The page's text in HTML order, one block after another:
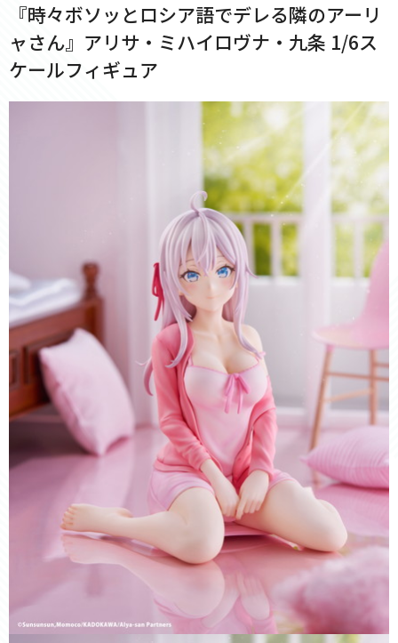
『時々ボソッとロシア語でデレる隣のアーリ
ャさん』アリサ・ミハイロヴナ・九条 1/6ス
ケールフィギュア